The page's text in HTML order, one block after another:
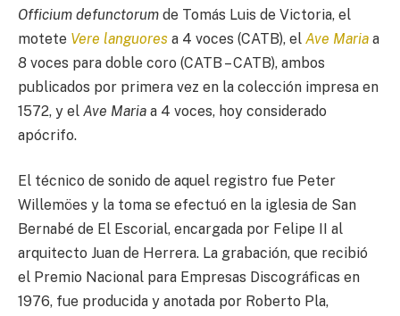
Officium defunctorum de Tomás Luis de Victoria, el
motete Vere languores a 4 voces (CATB), el Ave Maria a
8 voces para doble coro (CATB – CATB), ambos
publicados por primera vez en la colección impresa en
1572, y el Ave Maria a 4 voces, hoy considerado
apócrifo.
El técnico de sonido de aquel registro fue Peter
Willemöes y la toma se efectuó en la iglesia de San
Bernabé de El Escorial, encargada por Felipe II al
arquitecto Juan de Herrera. La grabación, que recibió
el Premio Nacional para Empresas Discográﬁcas en
1976, fue producida y anotada por Roberto Pla,